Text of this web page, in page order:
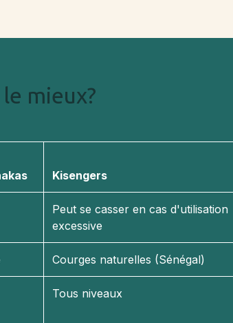
mieux?
Kisengers
Peut se casser en cas d'utilisation
excessive
Courges naturelles (Sénégal)
Tous niveaux